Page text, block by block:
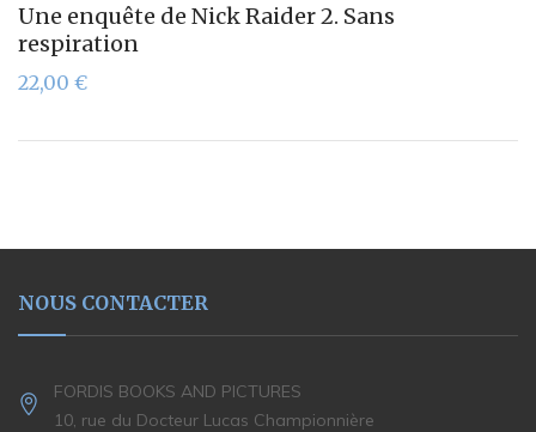
Une enquête de Nick Raider 2. Sans
respiration
22,00 €
NOUS CONTACTER
FORDIS BOOKS AND PICTURES
10, rue du Docteur Lucas Championnière